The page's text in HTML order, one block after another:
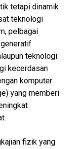
tetapi dinamik
teknologi
pelbagai
teknologi
kecerdasan
komputer
yang memberi
fizik yang